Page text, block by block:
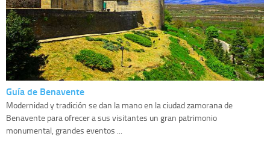
Guía de Benavente
Modernidad y tradición se dan la mano en la ciudad zamorana de
Benavente para ofrecer a sus visitantes un gran patrimonio
monumental, grandes eventos ...